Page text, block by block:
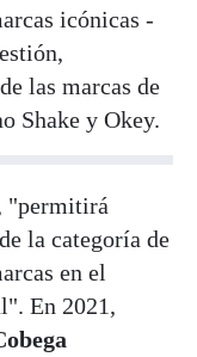
icónicas -
las marcas de
Shake y Okey.
"permitirá
la categoría de
en el
En 2021,